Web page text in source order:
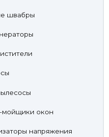
швабры
мойщики окон
напряжения